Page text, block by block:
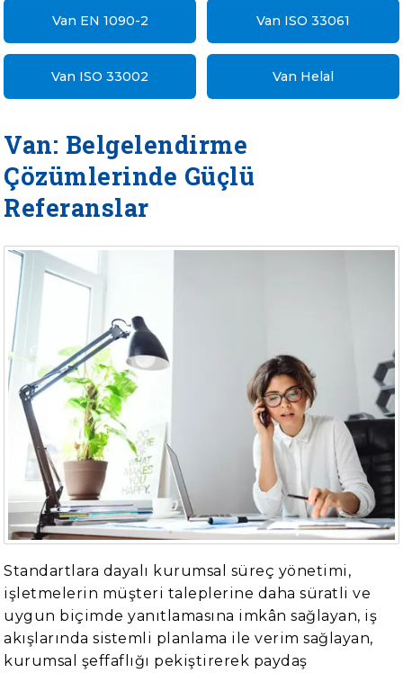
Van EN 1090-2 Van ISO 33061
Van ISO 33002 Van Helal
Van: Belgelendirme
Çözümlerinde Güçlü
Referanslar
Standartlara dayalı kurumsal süreç yönetimi,
işletmelerin müşteri taleplerine daha süratli ve
uygun biçimde yanıtlamasına imkân sağlayan, iş
akışlarında sistemli planlama ile verim sağlayan,
kurumsal şeffaflığı pekiştirerek paydaş